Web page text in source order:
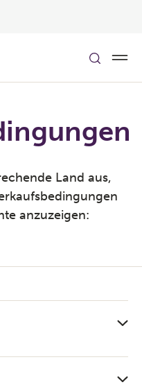
Land aus,
anzuzeigen: